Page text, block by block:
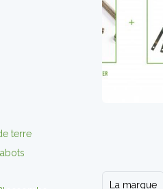
terre
La marque